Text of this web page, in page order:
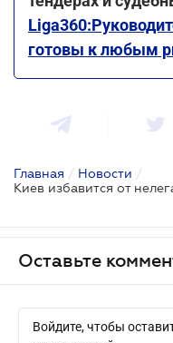
готовы к любым
Главная / Новости /
Оставьте
Войдите, чтобы